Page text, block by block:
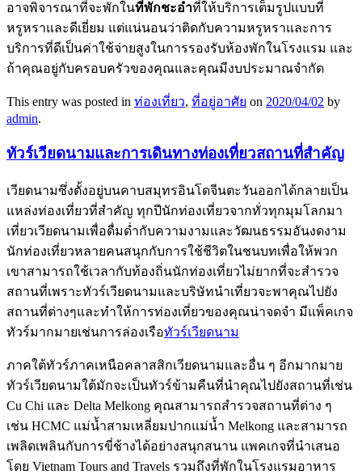
อาจพิจารณาที่จะพักในที่พักชะอำที่ให้บริการเต็มรูปแบบที่
หรูหราและดีเยี่ยม แต่แน่นอนว่าติดกับความหรูหราและการ
บริการที่ดีเป็นค่าใช้จ่ายสูงในการรองรับห้องพักในโรงแรม และ
ถ้าคุณอยู่กับครอบครัวของคุณและคุณมีงบประมาณจำกัด
This entry was posted in ท่องเที่ยว, ที่อยู่อาศัย on 2020/04/02 by
admin.
ทัวร์เวียดนามและการเดินทางท่องเที่ยวสถานที่สำคัญ
เวียดนามซึ่งตั้งอยู่บนคาบสมุทรอินโดจีนตะวันออกได้กลายเป็น
แหล่งท่องเที่ยวที่สำคัญ ทุกปีนักท่องเที่ยวจากทั่วทุกมุมโลกมา
เที่ยวเวียดนามเพื่อดื่มด่ำกับความงามและวัฒนธรรมอันงดงาม
นักท่องเที่ยวหลายคนสนุกกับการใช้ชีวิตในชนบทเพื่อให้พวก
เขาสามารถใช้เวลากับท้องถิ่นนักท่องเที่ยวไม่ยากที่จะสำรวจ
สถานที่เพราะทัวร์เวียดนามและบริษัทนำเที่ยวจะพาคุณไปยัง
สถานที่ต่างๆและทำให้การท่องเที่ยวของคุณน่าจดจำ มีแพ็คเกจ
ทัวร์มากมายเช่นการล่องเรือทัวร์เวียดนาม
ภาคใต้ทัวร์ภาคเหนือคลาสสิกเวียดนามและอื่น ๆ อีกมากมาย
ทัวร์เวียดนามใต้มักจะเป็นทัวร์ข้ามคืนที่นำคุณไปยังสถานที่เช่น
Cu Chi และ Delta Melkong คุณสามารถสำรวจสถานที่ต่าง ๆ
เช่น HCMC แม่น้ำสามเหลี่ยมปากแม่น้ำ Melkong และสามารถ
เพลิดเพลินกับการขี่ช้างได้อย่างสนุกสนาน แพคเกจที่นำเสนอ
โดย Vietnam Tours and Travels รวมถึงที่พักในโรงแรมอาหาร